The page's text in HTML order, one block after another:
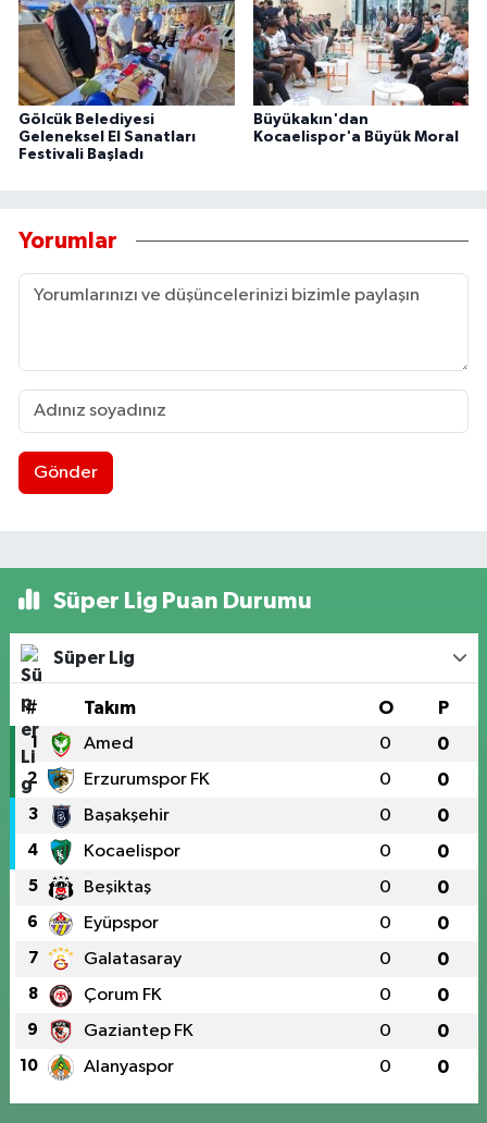
Gölcük Belediyesi
Geleneksel El Sanatları
Festivali Başladı
Büyükakın'dan
Kocaelispor'a Büyük Moral
Yorumlar
Gönder
Süper Lig Puan Durumu
Süper Lig
# Takım O P
1 Amed 0 0
2 Erzurumspor FK 0 0
3 Başakşehir 0 0
4 Kocaelispor 0 0
5 Beşiktaş 0 0
6 Eyüpspor 0 0
7 Galatasaray 0 0
8 Çorum FK 0 0
9 Gaziantep FK 0 0
10 Alanyaspor 0 0